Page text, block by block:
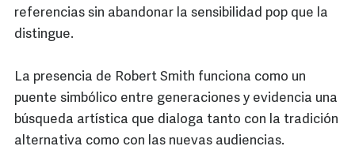
referencias sin abandonar la sensibilidad pop que la
distingue.
La presencia de Robert Smith funciona como un
puente simbólico entre generaciones y evidencia una
búsqueda artística que dialoga tanto con la tradición
alternativa como con las nuevas audiencias.